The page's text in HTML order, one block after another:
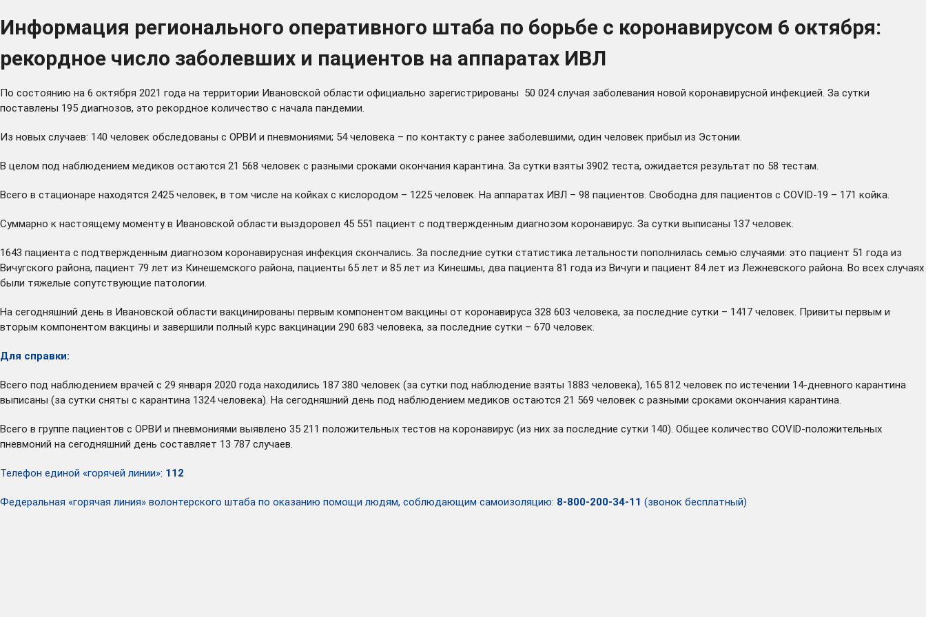
Информация регионального оперативного штаба по борьбе с коронавирусом 6 октября:
рекордное число заболевших и пациентов на аппаратах ИВЛ
По состоянию на 6 октября 2021 года на территории Ивановской области официально зарегистрированы 50 024 случая заболевания новой коронавирусной инфекцией. За сутки
поставлены 195 диагнозов, это рекордное количество с начала пандемии.
Из новых случаев: 140 человек обследованы с ОРВИ и пневмониями; 54 человека – по контакту с ранее заболевшими, один человек прибыл из Эстонии.
В целом под наблюдением медиков остаются 21 568 человек с разными сроками окончания карантина. За сутки взяты 3902 теста, ожидается результат по 58 тестам.
Всего в стационаре находятся 2425 человек, в том числе на койках с кислородом – 1225 человек. На аппаратах ИВЛ – 98 пациентов. Свободна для пациентов с COVID-19 – 171 койка.
Суммарно к настоящему моменту в Ивановской области выздоровел 45 551 пациент с подтвержденным диагнозом коронавирус. За сутки выписаны 137 человек.
1643 пациента с подтвержденным диагнозом коронавирусная инфекция скончались. За последние сутки статистика летальности пополнилась семью случаями: это пациент 51 года из
Вичугского района, пациент 79 лет из Кинешемского района, пациенты 65 лет и 85 лет из Кинешмы, два пациента 81 года из Вичуги и пациент 84 лет из Лежневского района. Во всех случаях
были тяжелые сопутствующие патологии.
На сегодняшний день в Ивановской области вакцинированы первым компонентом вакцины от коронавируса 328 603 человека, за последние сутки – 1417 человек. Привиты первым и
вторым компонентом вакцины и завершили полный курс вакцинации 290 683 человека, за последние сутки – 670 человек.
Для справки:
Всего под наблюдением врачей с 29 января 2020 года находились 187 380 человек (за сутки под наблюдение взяты 1883 человека), 165 812 человек по истечении 14-дневного карантина
выписаны (за сутки сняты с карантина 1324 человека). На сегодняшний день под наблюдением медиков остаются 21 569 человек с разными сроками окончания карантина.
Всего в группе пациентов с ОРВИ и пневмониями выявлено 35 211 положительных тестов на коронавирус (из них за последние сутки 140). Общее количество COVID-положительных
пневмоний на сегодняшний день составляет 13 787 случаев.
Телефон единой «горячей линии»: 112
Федеральная «горячая линия» волонтерского штаба по оказанию помощи людям, соблюдающим самоизоляцию: 8-800-200-34-11 (звонок бесплатный)